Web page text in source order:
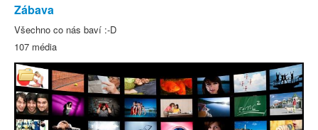
Zábava
Všechno co nás baví :-D
107 média